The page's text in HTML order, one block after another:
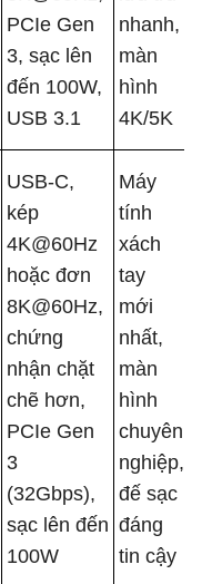
PCIe Gen
3, sạc lên
đến 100W,
USB 3.1
nhanh,
màn
hình
4K/5K
USB-C,
kép
4K@60Hz
hoặc đơn
8K@60Hz,
chứng
nhận chặt
chẽ hơn,
PCIe Gen
3
(32Gbps),
sạc lên đến
100W
Máy
tính
xách
tay
mới
nhất,
màn
hình
chuyên
nghiệp,
đế sạc
đáng
tin cậy